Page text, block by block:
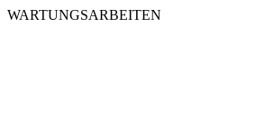
WARTUNGSARBEITEN